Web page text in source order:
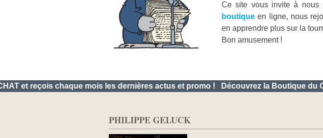
Ce site vous invite à nous
boutique en ligne, nous
en apprendre plus sur la
Bon amusement !
et reçois chaque mois les dernières actus et promo ! Découvrez la Boutique du
PHILIPPE GELUCK